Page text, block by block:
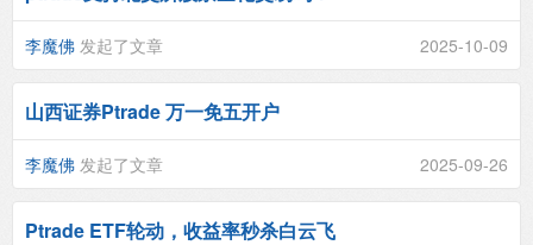
李魔佛 发起了文章 2025-10-09
山西证券Ptrade 万一免五开户
李魔佛 发起了文章 2025-09-26
Ptrade ETF轮动，收益率秒杀白云飞